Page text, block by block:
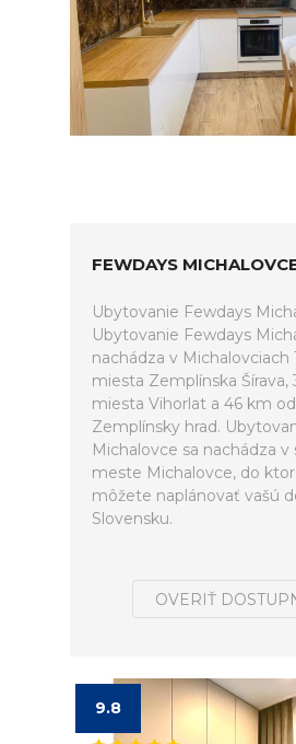
FEWDAYS
Ubytovanie Fewdays
Ubytovanie Fewdays
nachádza v Michalovciach
miesta Zemplínska Šírava,
miesta Vihorlat a 46 km
Zemplínsky hrad.
Michalovce sa nachádza
meste Michalovce, do
môžete naplánovať vašú
Slovensku.
OVERIŤ
9.8